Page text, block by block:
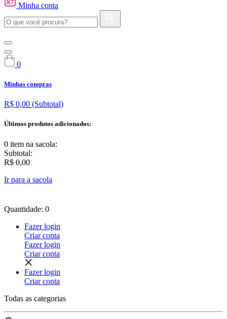
Minha conta
0
Minhas compras
R$ 0,00 (Subtotal)
Últimos produtos adicionados:
0 item na sacola:
Subtotal:
R$ 0,00
Ir para a sacola
Quantidade: 0
Fazer login
Criar conta
Fazer login
Criar conta
Fazer login
Criar conta
Todas as categorias